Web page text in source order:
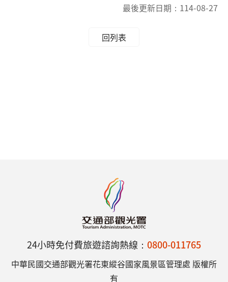
最後更新日期： 114-08-27
回列表
24小時免付費旅遊諮詢熱線： 0800-011765
中華民國交通部觀光署花東縱谷國家風景區管理處 版權所
有